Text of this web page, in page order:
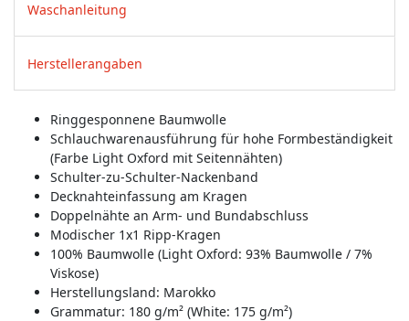
Waschanleitung
Herstellerangaben
Ringgesponnene Baumwolle
Schlauchwarenausführung für hohe Formbeständigkeit
(Farbe Light Oxford mit Seitennähten)
Schulter-zu-Schulter-Nackenband
Decknahteinfassung am Kragen
Doppelnähte an Arm- und Bundabschluss
Modischer 1x1 Ripp-Kragen
100% Baumwolle (Light Oxford: 93% Baumwolle / 7%
Viskose)
Herstellungsland: Marokko
Grammatur: 180 g/m² (White: 175 g/m²)